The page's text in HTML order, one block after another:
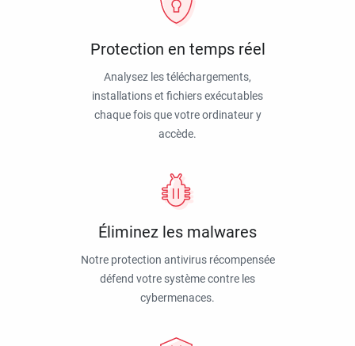
Protection en temps réel
Analysez les téléchargements,
installations et fichiers exécutables
chaque fois que votre ordinateur y
accède.
Éliminez les malwares
Notre protection antivirus récompensée
défend votre système contre les
cybermenaces.